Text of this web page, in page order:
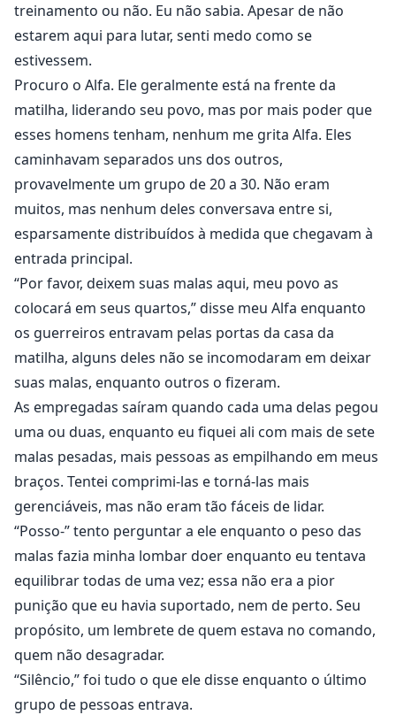
treinamento ou não. Eu não sabia. Apesar de não
estarem aqui para lutar, senti medo como se
estivessem.
Procuro o Alfa. Ele geralmente está na frente da
matilha, liderando seu povo, mas por mais poder que
esses homens tenham, nenhum me grita Alfa. Eles
caminhavam separados uns dos outros,
provavelmente um grupo de 20 a 30. Não eram
muitos, mas nenhum deles conversava entre si,
esparsamente distribuídos à medida que chegavam à
entrada principal.
“Por favor, deixem suas malas aqui, meu povo as
colocará em seus quartos,” disse meu Alfa enquanto
os guerreiros entravam pelas portas da casa da
matilha, alguns deles não se incomodaram em deixar
suas malas, enquanto outros o fizeram.
As empregadas saíram quando cada uma delas pegou
uma ou duas, enquanto eu fiquei ali com mais de sete
malas pesadas, mais pessoas as empilhando em meus
braços. Tentei comprimi-las e torná-las mais
gerenciáveis, mas não eram tão fáceis de lidar.
“Posso-” tento perguntar a ele enquanto o peso das
malas fazia minha lombar doer enquanto eu tentava
equilibrar todas de uma vez; essa não era a pior
punição que eu havia suportado, nem de perto. Seu
propósito, um lembrete de quem estava no comando,
quem não desagradar.
“Silêncio,” foi tudo o que ele disse enquanto o último
grupo de pessoas entrava.